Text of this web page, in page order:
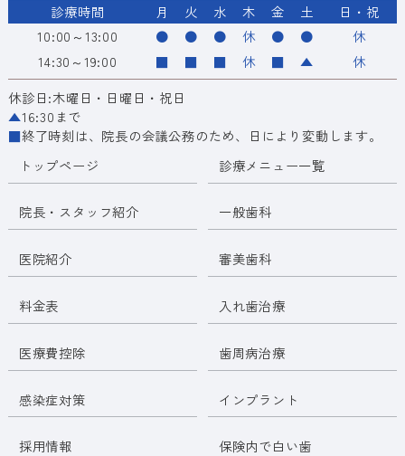
診療時間
月 火 水 木 金 土
日・祝
10:00～13:00
● ● ● 休 ● ●
休
14:30～19:00
■ ■ ■ 休 ■ ▲
休
休診日:木曜日・日曜日・祝日
▲16:30まで
■終了時刻は、院長の会議公務のため、日により変動します。
トップページ
院長・スタッフ紹介
医院紹介
料金表
医療費控除
感染症対策
採用情報
診療メニュー一覧
一般歯科
審美歯科
入れ歯治療
歯周病治療
インプラント
保険内で白い歯